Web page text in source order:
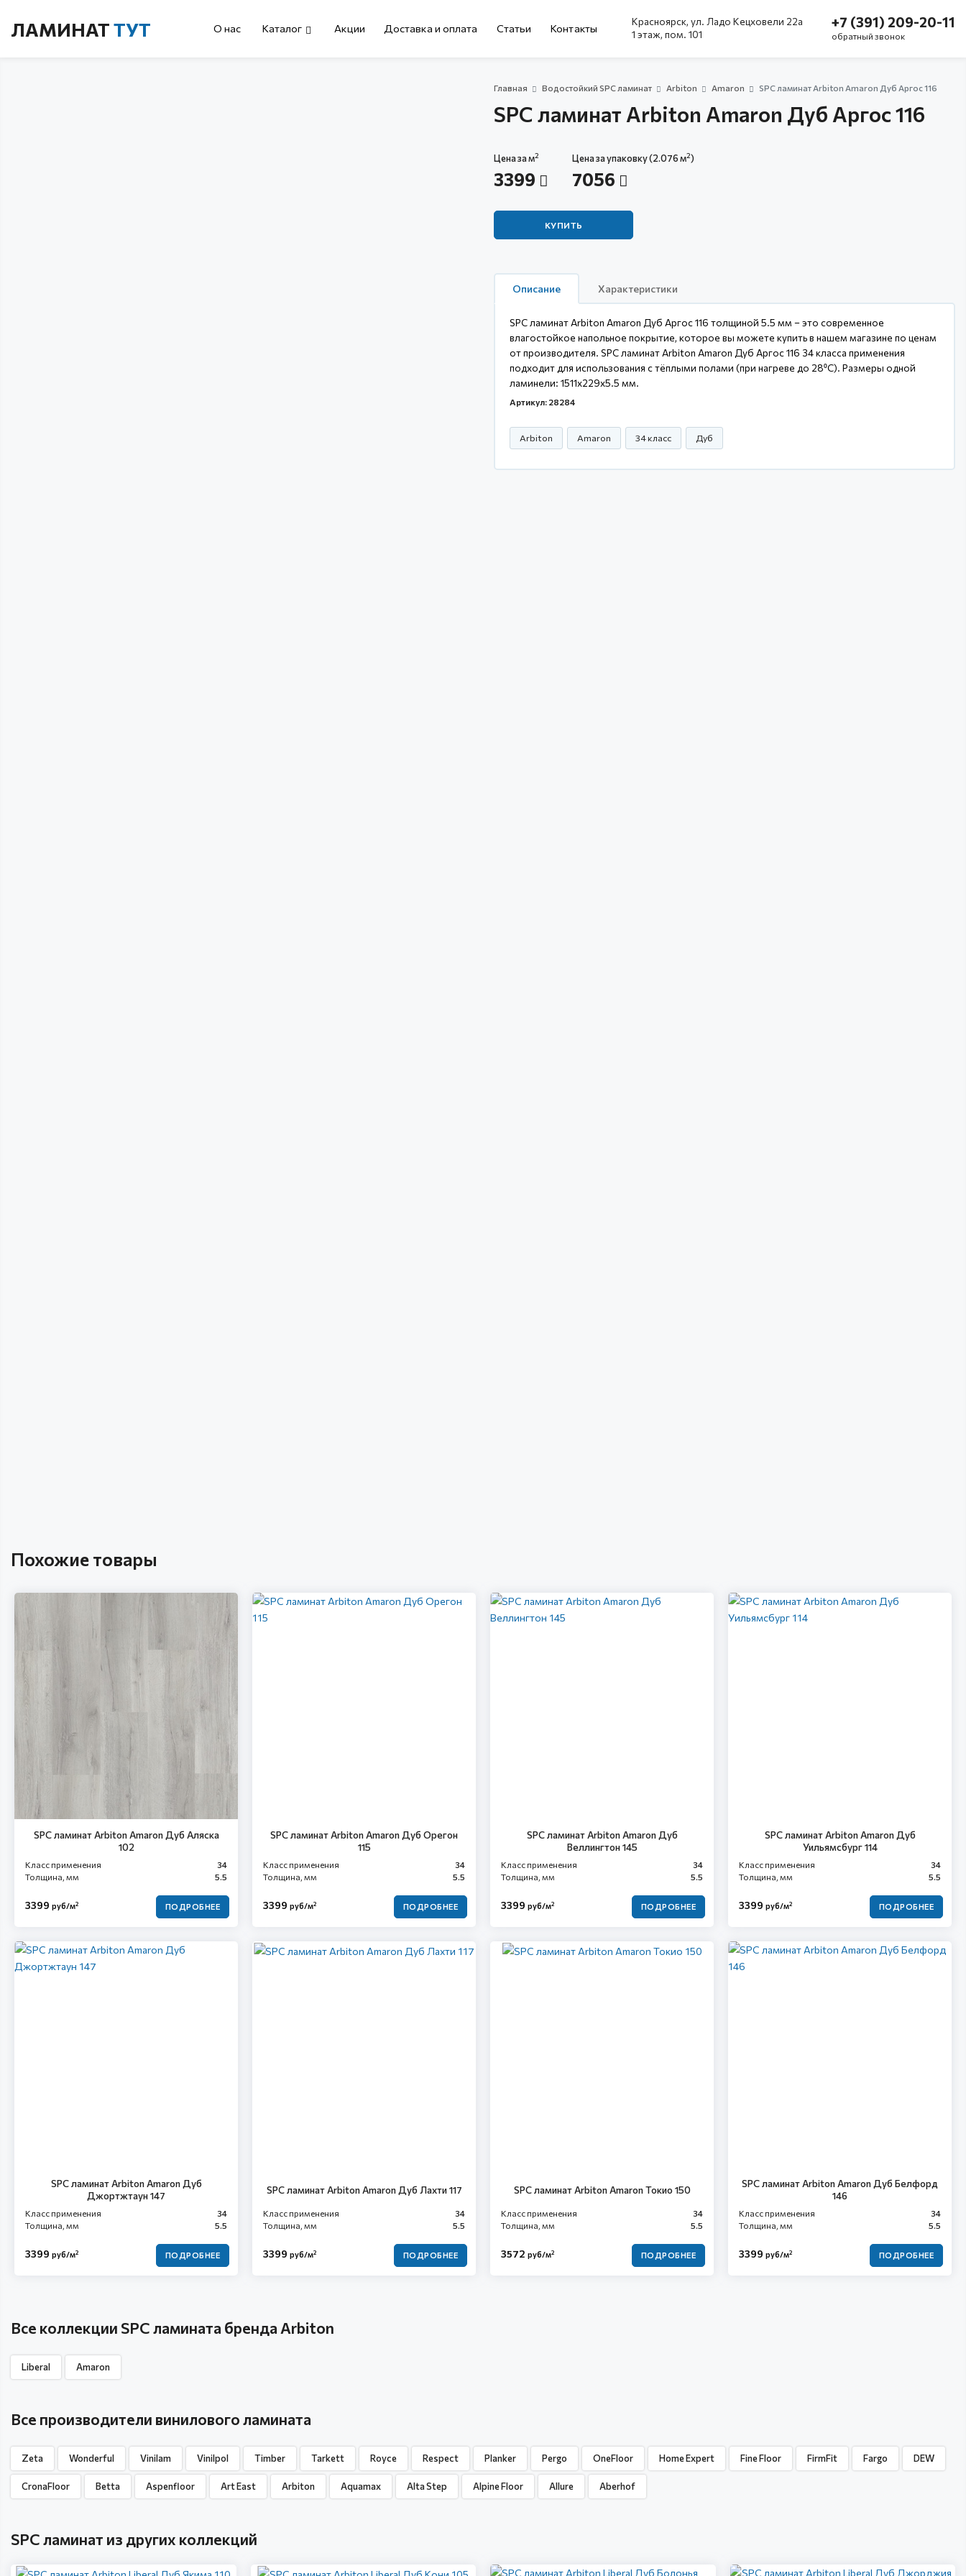
ЛАМИНАТТУТ +7 (391) 209-20-11
обратный звонок
Красноярск, ул. Ладо Кецховели 22а
1 этаж, пом. 101
О нас Каталог Акции Доставка и оплата Cтатьи Контакты
Главная Водостойкий SPC ламинат Arbiton Amaron SPC ламинат Arbiton Amaron Дуб Аргос 116
SPC ламинат Arbiton Amaron Дуб Аргос 116
Цена за м2
3399
Цена за упаковку (2.076 м2)
7056
КУПИТЬ
Описание Характеристики
SPC ламинат Arbiton Amaron Дуб Аргос 116 толщиной 5.5 мм – это современное
влагостойкое напольное покрытие, которое вы можете купить в нашем магазине по ценам
от производителя. SPC ламинат Arbiton Amaron Дуб Аргос 116 34 класса применения
подходит для использования с тёплыми полами (при нагреве до 28⁰С). Размеры одной
ламинели: 1511x229x5.5 мм.
Артикул: 28284
Arbiton Amaron 34 класс Дуб
Похожие товары
SPC ламинат Arbiton Amaron Дуб Аляска
102
Класс применения
34
Толщина, мм
5.5
3399 руб/м2 ПОДРОБНЕЕ
SPC ламинат Arbiton Amaron Дуб Орегон
115
Класс применения
34
Толщина, мм
5.5
3399 руб/м2 ПОДРОБНЕЕ
SPC ламинат Arbiton Amaron Дуб
Веллингтон 145
Класс применения
34
Толщина, мм
5.5
3399 руб/м2 ПОДРОБНЕЕ
SPC ламинат Arbiton Amaron Дуб
Уильямсбург 114
Класс применения
34
Толщина, мм
5.5
3399 руб/м2 ПОДРОБНЕЕ
SPC ламинат Arbiton Amaron Дуб
Джортжтаун 147
Класс применения
34
Толщина, мм
5.5
3399 руб/м2 ПОДРОБНЕЕ
SPC ламинат Arbiton Amaron Дуб Лахти 117
Класс применения
34
Толщина, мм
5.5
3399 руб/м2 ПОДРОБНЕЕ
SPC ламинат Arbiton Amaron Токио 150
Класс применения
34
Толщина, мм
5.5
3572 руб/м2 ПОДРОБНЕЕ
SPC ламинат Arbiton Amaron Дуб Белфорд
146
Класс применения
34
Толщина, мм
5.5
3399 руб/м2 ПОДРОБНЕЕ
Все коллекции SPC ламината бренда Arbiton
Liberal Amaron
Все производители винилового ламината
Zeta Wonderful Vinilam Vinilpol Timber Tarkett Royce Respect Planker Pergo OneFloor Home Expert Fine Floor FirmFit Fargo DEW
CronaFloor Betta Aspenfloor Art East Arbiton Aquamax Alta Step Alpine Floor Allure Aberhof
SPC ламинат из других коллекций